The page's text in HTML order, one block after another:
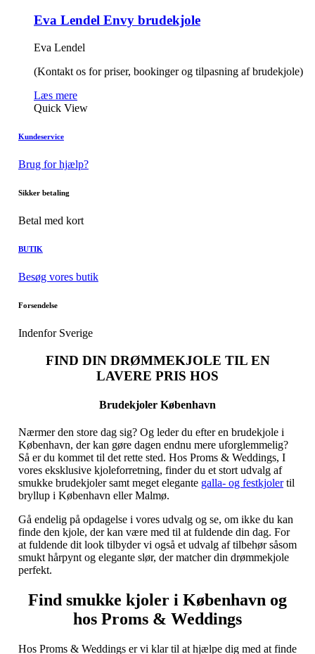
Eva Lendel Envy brudekjole
Eva Lendel
(Kontakt os for priser, bookinger og tilpasning af brudekjole)
Læs mere
Quick View
Kundeservice
Brug for hjælp?
Sikker betaling
Betal med kort
BUTIK
Besøg vores butik
Forsendelse
Indenfor Sverige
FIND DIN DRØMMEKJOLE TIL EN
LAVERE PRIS HOS
Brudekjoler København
Nærmer den store dag sig? Og leder du efter en brudekjole i
København, der kan gøre dagen endnu mere uforglemmelig?
Så er du kommet til det rette sted. Hos Proms & Weddings, I
vores eksklusive kjoleforretning, finder du et stort udvalg af
smukke brudekjoler samt meget elegante galla- og festkjolertil
bryllup i København eller Malmø.
Gå endelig på opdagelse i vores udvalg og se, om ikke du kan
finde den kjole, der kan være med til at fuldende din dag. For
at fuldende dit look tilbyder vi også et udvalg af tilbehør såsom
smukt hårpynt og elegante slør, der matcher din drømmekjole
perfekt.
Find smukke kjoler i København og
hos Proms & Weddings
Hos Proms & Weddings er vi klar til at hjælpe dig med at finde